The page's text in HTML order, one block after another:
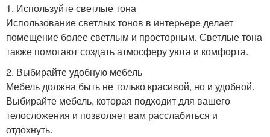
1. Используйте светлые тона
Использование светлых тонов в интерьере делает
помещение более светлым и просторным. Светлые тона
также помогают создать атмосферу уюта и комфорта.
2. Выбирайте удобную мебель
Мебель должна быть не только красивой, но и удобной.
Выбирайте мебель, которая подходит для вашего
телосложения и позволяет вам расслабиться и
отдохнуть.